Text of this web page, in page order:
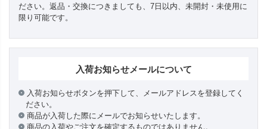
ださい。返品・交換につきましても、7日以内、未開封・未使用に
限り可能です。
入荷お知らせメールについて
入荷お知らせボタンを押下して、メールアドレスを登録してく
ださい。
商品が入荷した際にメールでお知らせいたします。
商品の入荷やご注文を確定するものではありません。